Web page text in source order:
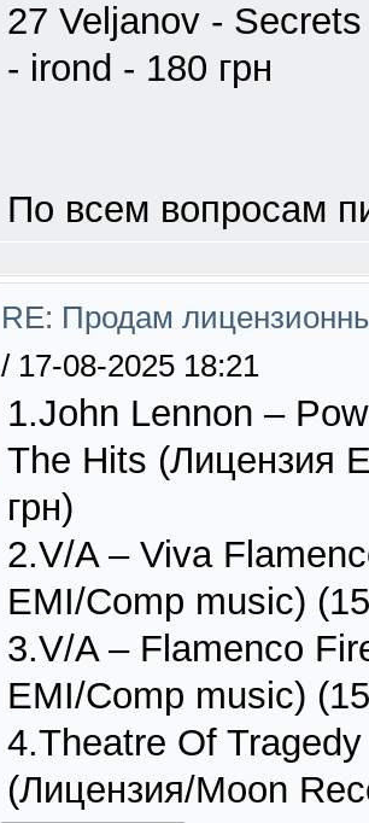
27 Veljanov -
- irond - 180 грн
По всем вопросам
RE: Продам
/ 17-08-2025 18:21
1.John Lennon –
The Hits (Лицензия
грн)
2.V/A – Viva
EMI/Comp music)
3.V/A – Flamenco
EMI/Comp music)
4.Theatre Of
(Лицензия/Moon